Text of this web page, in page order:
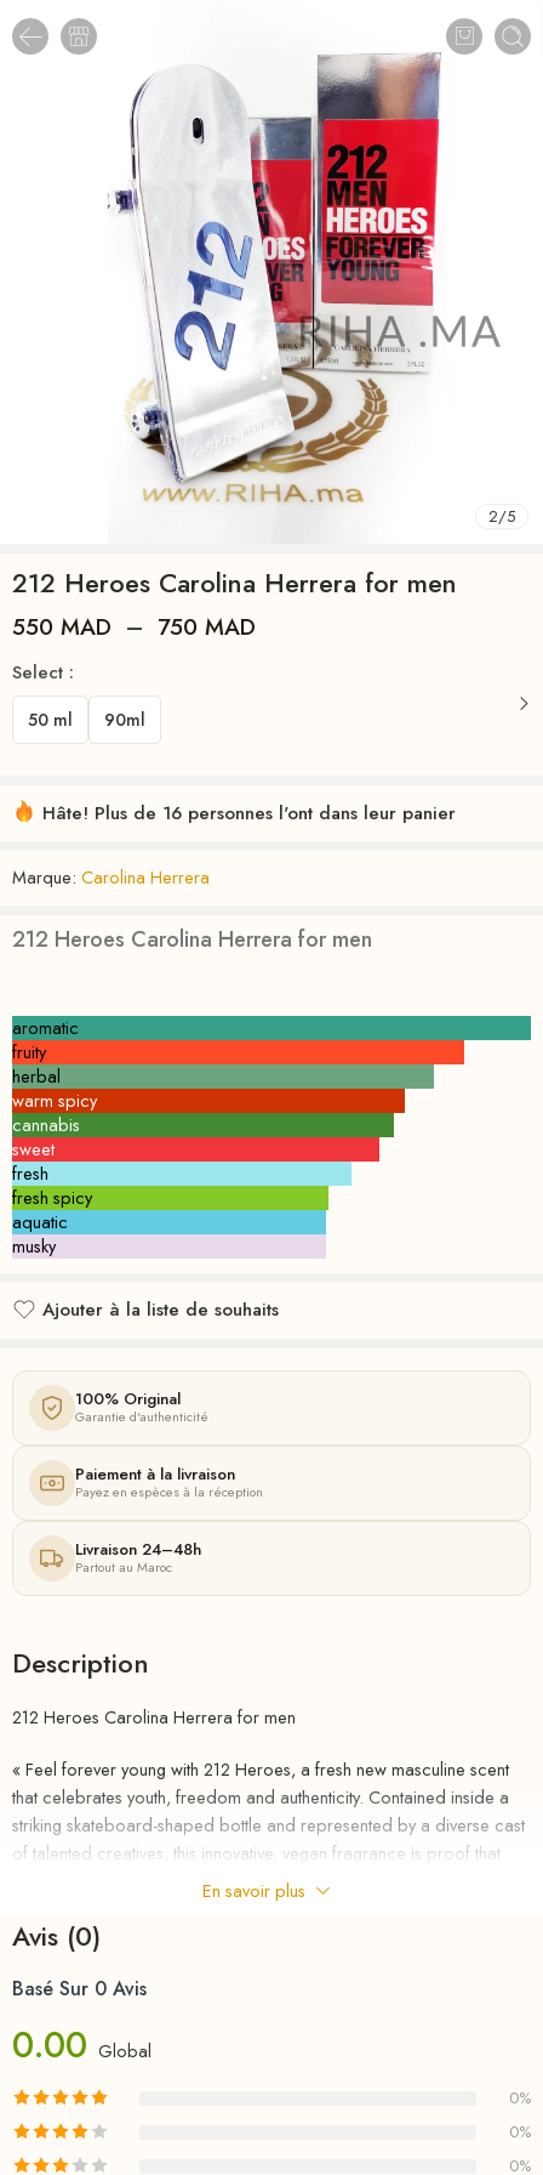
2/5
212 Heroes Carolina Herrera for men
550 MAD – 750 MAD
Select :
50 ml 90ml
Hâte! Plus de 16 personnes l'ont dans leur panier
Marque: Carolina Herrera
212 Heroes Carolina Herrera for men
aromatic
fruity
herbal
warm spicy
cannabis
sweet
fresh
fresh spicy
aquatic
musky
Ajouter à la liste de souhaits
100% Original
Garantie d'authenticité
Paiement à la livraison
Payez en espèces à la réception
Livraison 24–48h
Partout au Maroc
Description
212 Heroes Carolina Herrera for men
« Feel forever young with 212 Heroes, a fresh new masculine scent
that celebrates youth, freedom and authenticity. Contained inside a
striking skateboard-shaped bottle and represented by a diverse cast
of talented creatives, this innovative, vegan fragrance is proof that
nothing is more heroic than being authentic.
212 Heroes reinvents Fougères with a new olfactive genre: Fougère
heightened by Lemon Haze Cannabis. The heart features an
leathery and woody base.
A revolutionary fragrance calls for a revolutionary bottle. 212 Heroes
opens a new chapter in industrial design with an innovative glass and
chrome bottle that evokes the silhouette of a skateboard and
En savoir plus
Avis (0)
Basé Sur 0 Avis
0.00 Global
0%
0%
0%